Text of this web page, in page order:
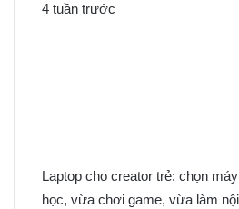
4 tuần trước
Laptop cho creator trẻ: chọn
học, vừa chơi game, vừa làm